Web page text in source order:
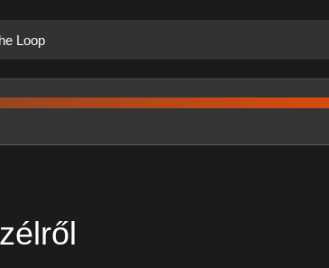
Loop